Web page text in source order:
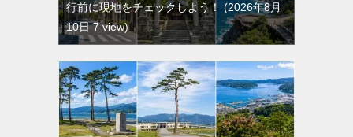
行前に現地をチェックしよう！
2026年8月
10日 7 view